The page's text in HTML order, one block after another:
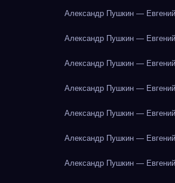
Александр Пушкин —
Александр Пушкин —
Александр Пушкин —
Александр Пушкин —
Александр Пушкин —
Александр Пушкин —
Александр Пушкин —